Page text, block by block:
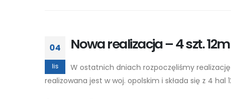
04
lis
Nowa realizacja – 4 szt.
W ostatnich dniach rozpoczęliśmy
realizowana jest w woj. opolskim i składa się z 4